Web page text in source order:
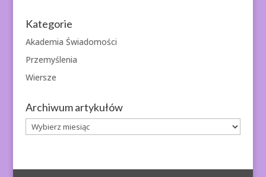
Kategorie
Akademia Świadomości
Przemyślenia
Wiersze
Archiwum artykułów
Archiwum
artykułów